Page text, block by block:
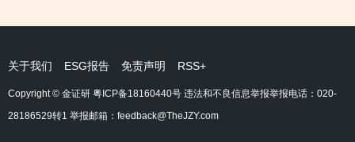
关于我们 ESG报告 免责声明 RSS+
Copyright © 金证研 粤ICP备18160440号 违法和不良信息举报举报电话：020-
28186529转1 举报邮箱：feedback@TheJZY.com